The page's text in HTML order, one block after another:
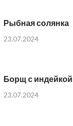
Рыбная солянка
23.07.2024
Борщ с индейкой
23.07.2024